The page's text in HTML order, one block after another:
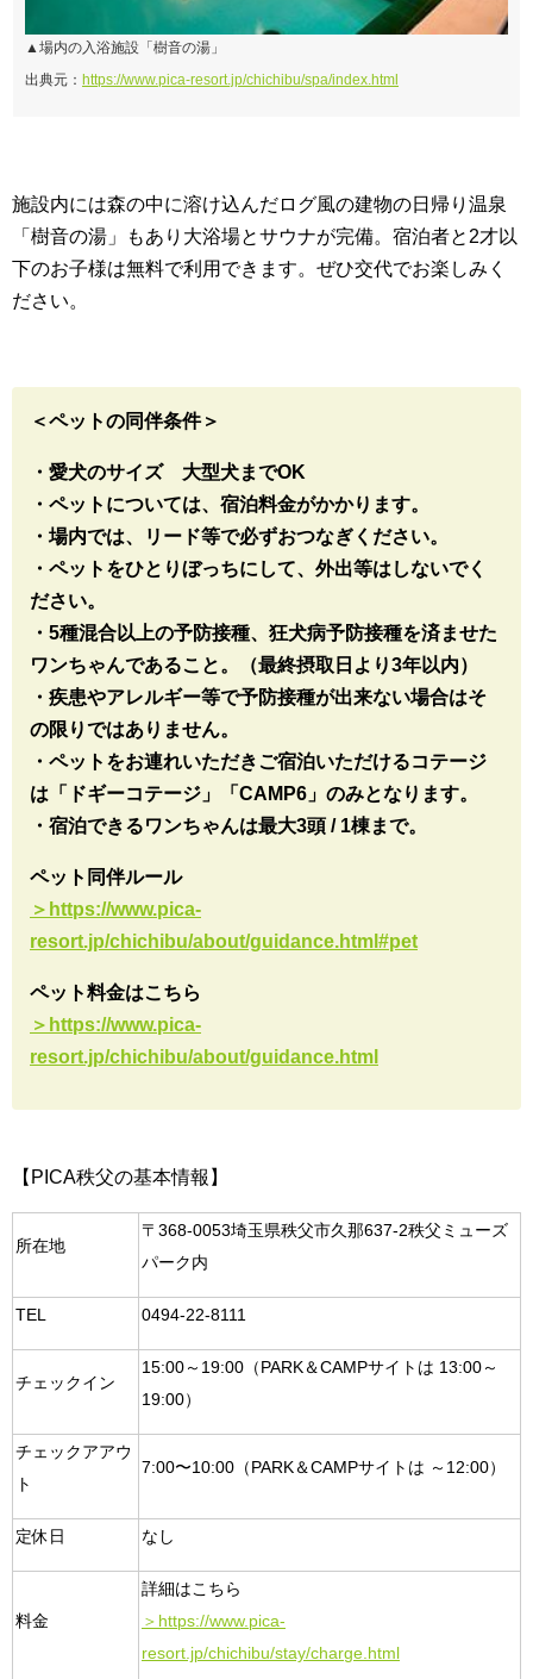
▲場内の入浴施設「樹音の湯」
出典元： https://www.pica-resort.jp/chichibu/spa/index.html
施設内には森の中に溶け込んだログ風の建物の日帰り温泉
「樹音の湯」もあり大浴場とサウナが完備。宿泊者と2才以
下のお子様は無料で利用できます。ぜひ交代でお楽しみく
ださい。
＜ペットの同伴条件＞
・愛犬のサイズ 大型犬までOK
・ペットについては、宿泊料金がかかります。
・場内では、リード等で必ずおつなぎください。
・ペットをひとりぼっちにして、外出等はしないでく
ださい。
・5種混合以上の予防接種、狂犬病予防接種を済ませた
ワンちゃんであること。（最終摂取日より3年以内）
・疾患やアレルギー等で予防接種が出来ない場合はそ
の限りではありません。
・ペットをお連れいただきご宿泊いただけるコテージ
は「ドギーコテージ」「CAMP6」のみとなります。
・宿泊できるワンちゃんは最大3頭 / 1棟まで。
ペット同伴ルール
＞https://www.pica-
resort.jp/chichibu/about/guidance.html#pet
ペット料金はこちら
＞https://www.pica-
resort.jp/chichibu/about/guidance.html
【PICA秩父の基本情報】
所在地
〒368-0053埼玉県秩父市久那637-2秩父ミューズ
パーク内
TEL 0494-22-8111
チェックイン
15:00～19:00（PARK＆CAMPサイトは 13:00～
19:00）
チェックアアウ
ト
7:00〜10:00（PARK＆CAMPサイトは ～12:00）
定休日 なし
料金
詳細はこちら
＞https://www.pica-
resort.jp/chichibu/stay/charge.html